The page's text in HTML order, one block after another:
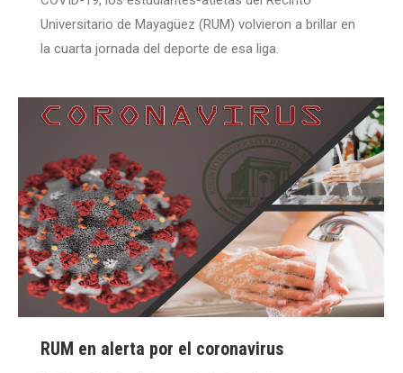
Universitario de Mayagüez (RUM) volvieron a brillar en
la cuarta jornada del deporte de esa liga.
RUM en alerta por el coronavirus